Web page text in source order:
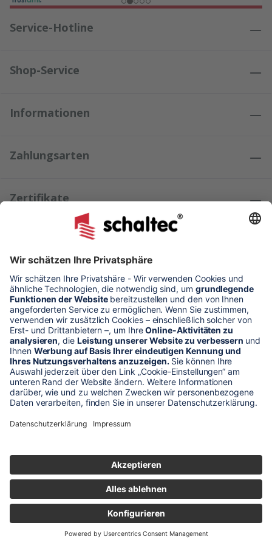
Service-Hotline
Shop-Service
Informationen
Zahlungsarten
Zertifikate
Kundenmeinungen
* Alle Preise verstehen sich zzgl. Mehrwertsteuer und Versandkosten
Unser Shop-Angebot richtet sich nur an gewerbliche
** LP = Listenneupreis (netto) des Herstellers
Mitarbeitern bearbeitet. Sie erhalten in jedem Fall ein Angebot bzw.
eine Auftragsbestätigung.
Produktabbildungen von Gebrauchtartikeln entsprechen nicht immer
der vorrätigen Ware - sie können ähnliche Produkte zeigen.
© 2026 schaltec GmbH |Impressum